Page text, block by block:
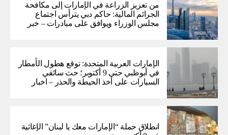
من تعزيز الزراعة في الإمارات إلى مكافحة
الجرائم المالية: حاكم دبي يترأس اجتماع
مجلس الوزراء ويوافق على مبادرات – خبر
الإمارات العربية المتحدة: توقع هطول الأمطار
في أبوظبي حتى 9 أكتوبر؛ حث سائقي
السيارات على أخذ الحيطة والحذر – اخبار
انطلاق حملة “الإمارات معك يا لبنان” الإغاثية